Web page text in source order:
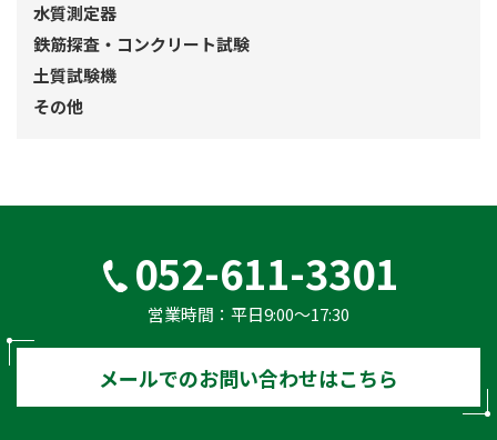
水質測定器
鉄筋探査・コンクリート試験
土質試験機
その他
052-611-3301
営業時間：平⽇9:00〜17:30
メールでのお問い合わせはこちら